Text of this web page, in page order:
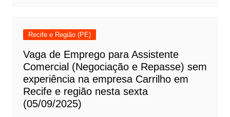
Recife e Região (PE)
Vaga de Emprego para Assistente
Comercial (Negociação e Repasse) sem
experiência na empresa Carrilho em
Recife e região nesta sexta
(05/09/2025)